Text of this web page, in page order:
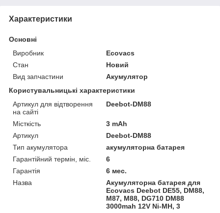
Характеристики
Основні
Виробник
Ecovacs
Стан
Новий
Вид запчастини
Акумулятор
Користувальницькі характеристики
Артикул для відтворення
на сайті
Deebot-DM88
Місткість
3 mAh
Артикул
Deebot-DM88
Тип акумулятора
акумуляторна батарея
Гарантійний термін, міс.
6
Гарантія
6 мес.
Назва
Акумуляторна батарея для
Ecovacs Deebot DE55, DM88,
M87, M88, DG710 DM88
3000mah 12V Ni-MH, 3